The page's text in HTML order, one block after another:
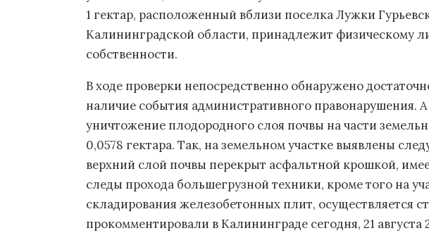
1 гектар, расположенный вблизи поселка Лужки
Калининградской области, принадлежит физическому
собственности.
В ходе проверки непосредственно обнаружено
наличие события административного правонарушения.
уничтожение плодородного слоя почвы на части
0,0578 гектара. Так, на земельном участке выявлены
верхний слой почвы перекрыт асфальтной крошкой,
следы прохода большегрузной техники, кроме того на
складирования железобетонных плит, осуществляется
прокомментировали в Калининграде сегодня, 21 августа